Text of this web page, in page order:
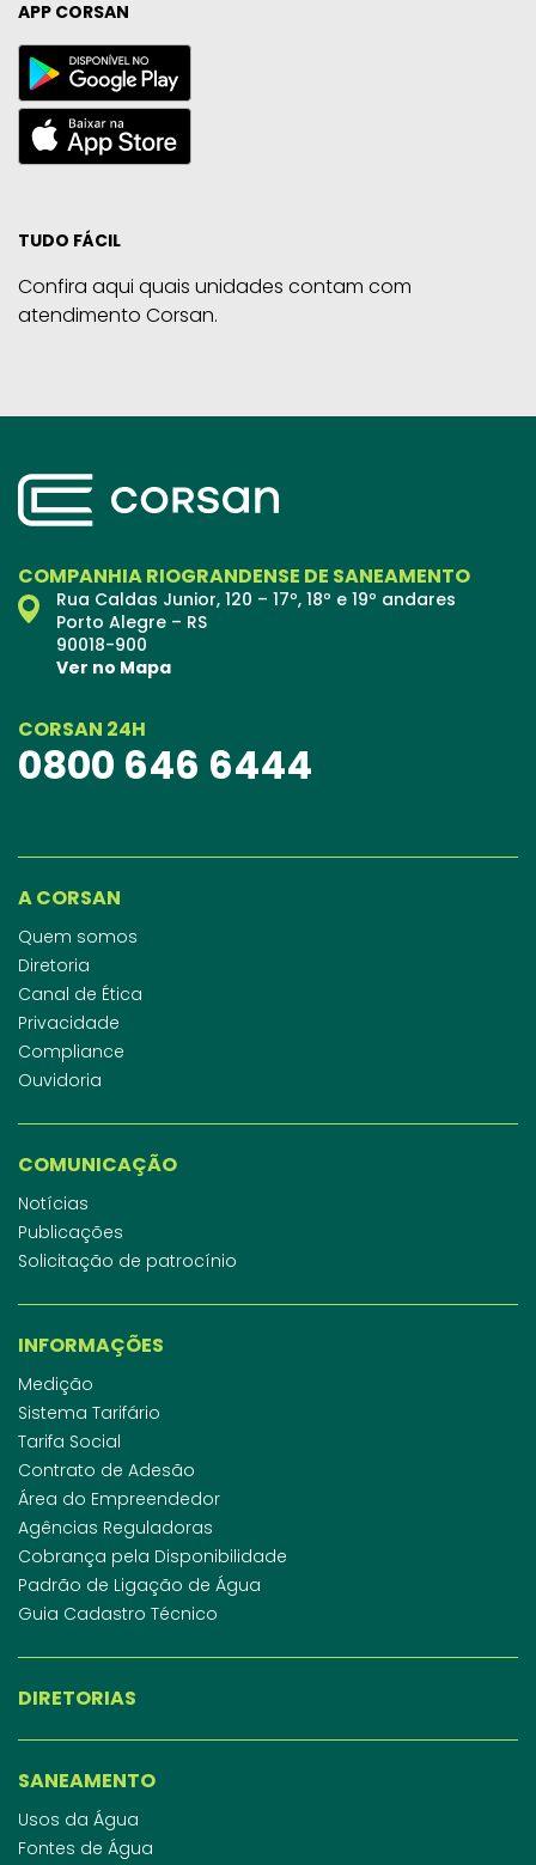
APP CORSAN
TUDO FÁCIL
Confira aqui quais unidades contam com
atendimento Corsan.
COMPANHIA RIOGRANDENSE DE SANEAMENTO
Rua Caldas Junior, 120 – 17º, 18º e 19º andares
Porto Alegre – RS
90018-900
Ver no Mapa
CORSAN 24H
0800 646 6444
A CORSAN
Quem somos
Diretoria
Canal de Ética
Privacidade
Compliance
Ouvidoria
COMUNICAÇÃO
Notícias
Publicações
Solicitação de patrocínio
INFORMAÇÕES
Medição
Sistema Tarifário
Tarifa Social
Contrato de Adesão
Área do Empreendedor
Agências Reguladoras
Cobrança pela Disponibilidade
Padrão de Ligação de Água
Guia Cadastro Técnico
DIRETORIAS
SANEAMENTO
Usos da Água
Fontes de Água